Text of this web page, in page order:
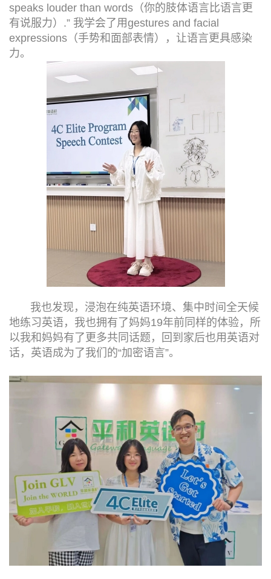
speaks louder than words（你的肢体语言比语言更
有说服力）.” 我学会了用gestures and facial
expressions（手势和面部表情），让语言更具感染
力。
我也发现，浸泡在纯英语环境、集中时间全天候
地练习英语，我也拥有了妈妈19年前同样的体验，所
以我和妈妈有了更多共同话题，回到家后也用英语对
话，英语成为了我们的“加密语言”。